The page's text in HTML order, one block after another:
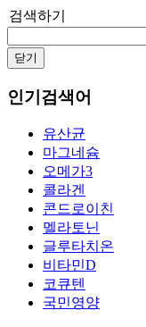
검색하기
닫기
인기검색어
유산균
마그네슘
오메가3
콜라겐
콘드로이친
멜라토닌
글루타치온
비타민D
코큐텐
국민영양